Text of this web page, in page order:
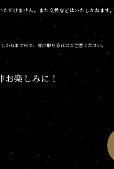
だけません。また交換などはいたしかねます。
かねますので、受け取り忘れにご注意ください。
楽しみに！